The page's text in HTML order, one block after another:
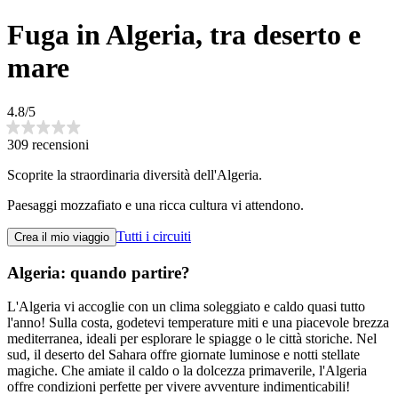
Fuga in Algeria, tra deserto e
mare
4.8/5
309 recensioni
Scoprite la straordinaria diversità dell'Algeria.
Paesaggi mozzafiato e una ricca cultura vi attendono.
Crea il mio viaggio Tutti i circuiti
Algeria: quando partire?
L'Algeria vi accoglie con un clima soleggiato e caldo quasi tutto
l'anno! Sulla costa, godetevi temperature miti e una piacevole brezza
mediterranea, ideali per esplorare le spiagge o le città storiche. Nel
sud, il deserto del Sahara offre giornate luminose e notti stellate
magiche. Che amiate il caldo o la dolcezza primaverile, l'Algeria
offre condizioni perfette per vivere avventure indimenticabili!